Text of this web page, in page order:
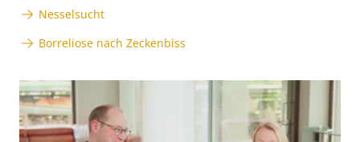
Nesselsucht
Borreliose nach Zeckenbiss